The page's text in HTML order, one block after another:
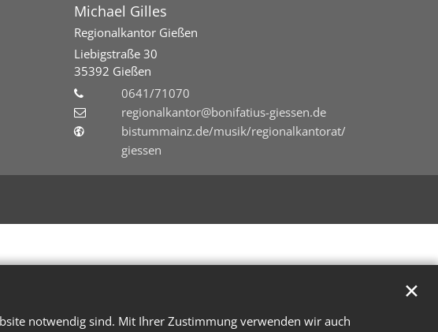
notwendig sind. Mit Ihrer Zustimmung verwenden wir auch
✕
Michael Gilles
Regionalkantor Gießen
Liebigstraße 30
35392 Gießen
0641/71070
regionalkantor@bonifatius-giessen.de
bistummainz.de/musik/regionalkantorat/
giessen